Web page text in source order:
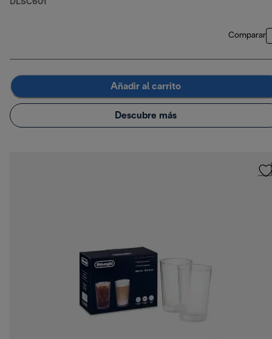
DLSC601
Comparar
Añadir al carrito
Descubre más